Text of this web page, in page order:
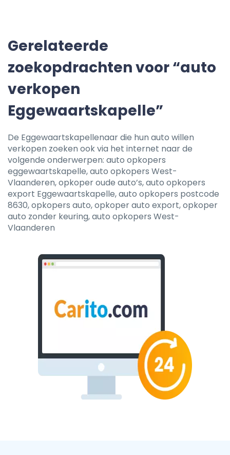
Gerelateerde
zoekopdrachten voor “auto
verkopen
Eggewaartskapelle”
De Eggewaartskapellenaar die hun auto willen
verkopen zoeken ook via het internet naar de
volgende onderwerpen: auto opkopers
eggewaartskapelle, auto opkopers West-
Vlaanderen, opkoper oude auto’s, auto opkopers
export Eggewaartskapelle, auto opkopers postcode
8630, opkopers auto, opkoper auto export, opkoper
auto zonder keuring, auto opkopers West-
Vlaanderen